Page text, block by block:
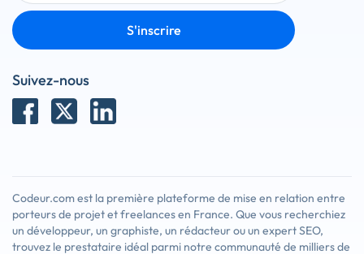
S'inscrire
Suivez-nous
Codeur.com est la première plateforme de mise en relation entre
porteurs de projet et freelances en France. Que vous recherchiez
un développeur, un graphiste, un rédacteur ou un expert SEO,
trouvez le prestataire idéal parmi notre communauté de milliers de